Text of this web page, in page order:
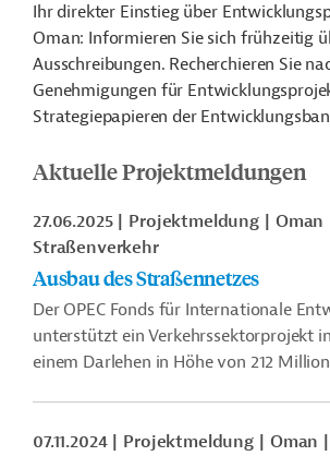
Ihr direkter Einstieg über
Oman: Informieren Sie sich frühzeitig
Ausschreibungen. Recherchieren Sie
Genehmigungen für
Strategiepapieren der
Aktuelle Projektmeldungen
27.06.2025 Projektmeldung
Oman
Straßenverkehr
Ausbau des Straßennetzes
Der OPEC Fonds für Internationale
unterstützt ein Verkehrssektorprojekt
einem Darlehen in Höhe von 212
07.11.2024 Projektmeldung
Oman